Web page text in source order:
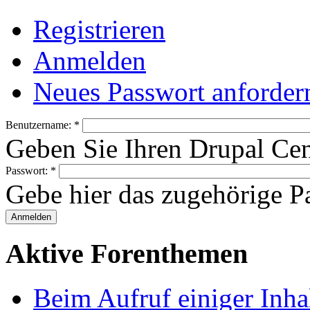
Registrieren
Anmelden
Neues Passwort
Benutzername: *
Geben Sie Ihren Drupal
Passwort: *
Gebe hier das zugehörige
Aktive Forenthemen
Beim Aufruf einiger